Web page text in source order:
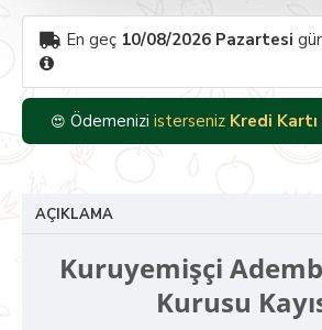
En geç 10/08/2026 Pazartesi
😍Ödemenizi istersenizHavale/EFT
AÇIKLAMA
Kuruyemişçi
Kurusu